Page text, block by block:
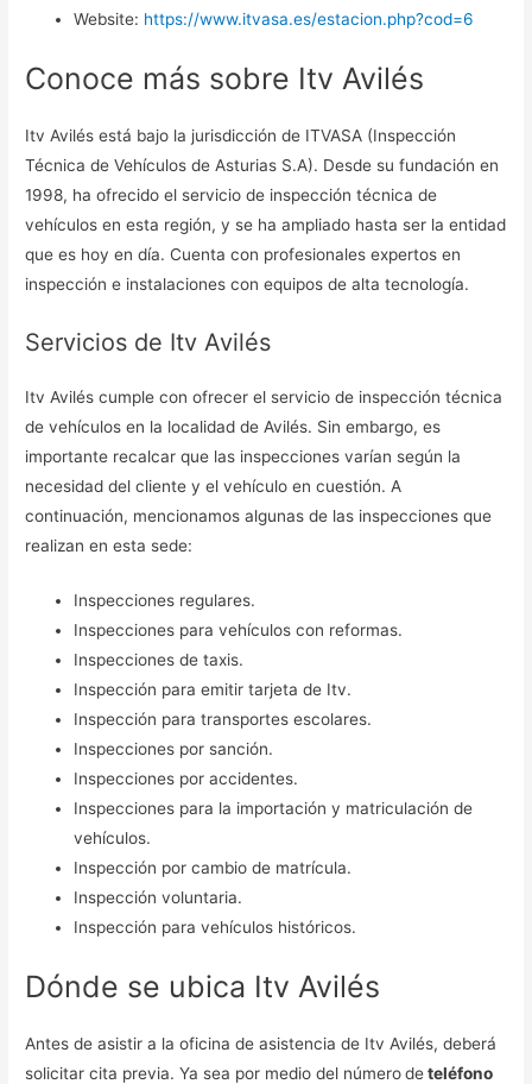
Website: https://www.itvasa.es/estacion.php?cod=6
Conoce más sobre Itv Avilés
Itv Avilés está bajo la jurisdicción de ITVASA (Inspección
Técnica de Vehículos de Asturias S.A). Desde su fundación en
1998, ha ofrecido el servicio de inspección técnica de
vehículos en esta región, y se ha ampliado hasta ser la entidad
que es hoy en día. Cuenta con profesionales expertos en
inspección e instalaciones con equipos de alta tecnología.
Servicios de Itv Avilés
Itv Avilés cumple con ofrecer el servicio de inspección técnica
de vehículos en la localidad de Avilés. Sin embargo, es
importante recalcar que las inspecciones varían según la
necesidad del cliente y el vehículo en cuestión. A
continuación, mencionamos algunas de las inspecciones que
realizan en esta sede:
Inspecciones regulares.
Inspecciones para vehículos con reformas.
Inspecciones de taxis.
Inspección para emitir tarjeta de Itv.
Inspección para transportes escolares.
Inspecciones por sanción.
Inspecciones por accidentes.
Inspecciones para la importación y matriculación de
vehículos.
Inspección por cambio de matrícula.
Inspección voluntaria.
Inspección para vehículos históricos.
Dónde se ubica Itv Avilés
Antes de asistir a la oficina de asistencia de Itv Avilés, deberá
solicitar cita previa. Ya sea por medio del númerodeteléfono